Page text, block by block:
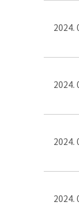
2024.
2024.
2024.
2024.